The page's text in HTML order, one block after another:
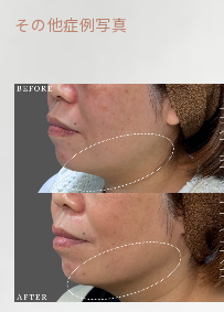
その他症例写真